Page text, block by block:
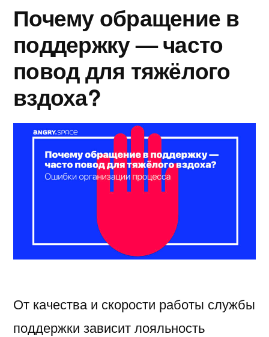
Почему обращение в
поддержку — часто
повод для тяжёлого
вздоха?
От качества и скорости работы службы
поддержки зависит лояльность